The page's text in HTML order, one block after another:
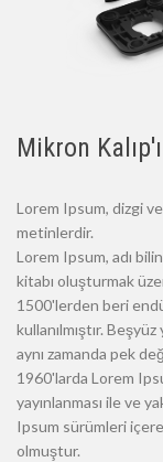
Mikron
Lorem Ipsum, dizgi
metinlerdir.
Lorem Ipsum, adı
kitabı oluşturmak
1500'lerden beri
kullanılmıştır.
aynı zamanda pek
1960'larda Lorem
yayınlanması ile ve
Ipsum sürümleri
olmuştur.